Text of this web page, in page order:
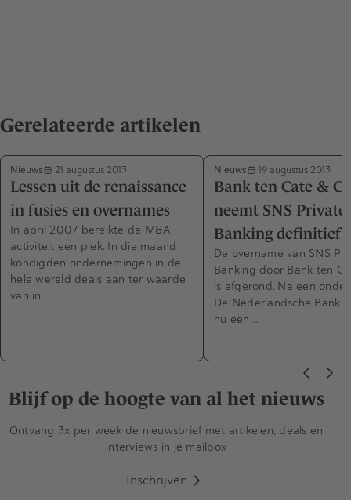
Gerelateerde artikelen
Nieuws 21 augustus 2013
Lessen uit de renaissance
in fusies en overnames
In april 2007 bereikte de M&A-
activiteit een piek. In die maand
kondigden ondernemingen in de
hele wereld deals aan ter waarde
van in…
Nieuws 19 augustus 2013
Bank ten Cate &
neemt SNS Private
Banking definitief
De overname van SNS
Banking door Bank ten
is afgerond. Na een
De Nederlandsche Bank
nu een…
Blijf op de hoogte van al het nieuws
Ontvang 3x per week de nieuwsbrief met artikelen, deals en
interviews in je mailbox
Inschrijven